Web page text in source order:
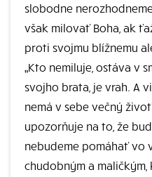
slobodne
však milovať Boha, ak
proti svojmu blížnemu
„Kto nemiluje, ostáva v
svojho brata, je vrah. A
nemá v sebe večný
upozorňuje na to, že
nebudeme pomáhať vo
chudobným a